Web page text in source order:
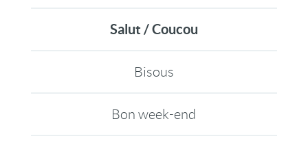
Salut / Coucou
Bisous
Bon week-end